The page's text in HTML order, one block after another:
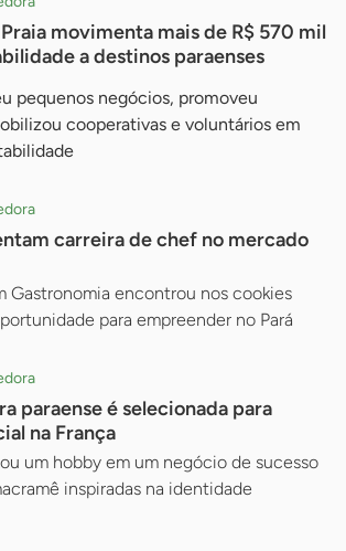
movimenta mais de R$ 570 mil
a destinos paraenses
pequenos negócios, promoveu
cooperativas e voluntários em
carreira de chef no mercado
Gastronomia encontrou nos cookies
para empreender no Pará
paraense é selecionada para
na França
um hobby em um negócio de sucesso
inspiradas na identidade